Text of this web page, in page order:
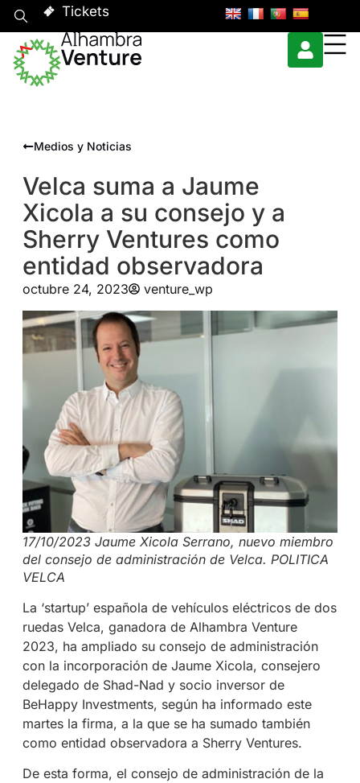
Tickets
Medios y Noticias
Velca suma a Jaume
Xicola a su consejo y a
Sherry Ventures como
entidad observadora
octubre 24, 2023 venture_wp
17/10/2023 Jaume Xicola Serrano, nuevo miembro
del consejo de administración de Velca. POLITICA
VELCA
La ‘startup’ española de vehículos eléctricos de dos
ruedas Velca, ganadora de Alhambra Venture
2023, ha ampliado su consejo de administración
con la incorporación de Jaume Xicola, consejero
delegado de Shad-Nad y socio inversor de
BeHappy Investments, según ha informado este
martes la firma, a la que se ha sumado también
como entidad observadora a Sherry Ventures.
De esta forma, el consejo de administración de la